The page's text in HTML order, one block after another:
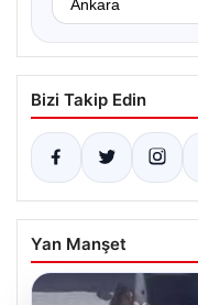
Bizi Takip Edin
Yan Manşet